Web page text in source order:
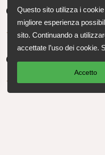
Check-in
Check-in dalle 16:00
Check-out
Questo sito utilizza i
migliore esperienza
sito. Continuando a
accettate l’uso dei cookie.
Accetto